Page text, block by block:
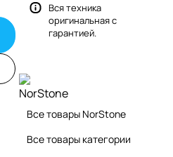
Вся техника
оригинальная с
гарантией.
Все товары NorStone
Все товары категории